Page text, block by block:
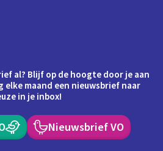
al? Blijf op de hoogte door je aan
maand een nieuwsbrief naar
in je inbox!
Nieuwsbrief VO